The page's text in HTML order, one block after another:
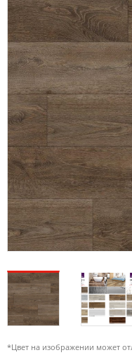
*Цвет на изображении может